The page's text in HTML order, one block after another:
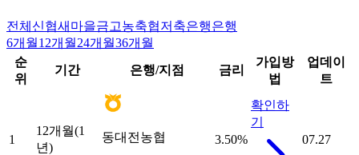
전체 신협새마을금고농축협저축은행은행
6개월12개월24개월36개월
순
위
기간 은행/지점 금리
가입방
법
업데이
트
1
12개월(1
년)
동대전농협 3.50%
확인하
기
07.27